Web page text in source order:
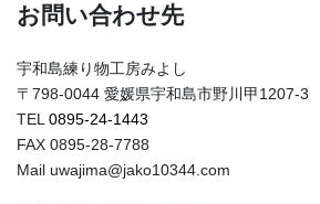
お問い合わせ先
宇和島練り物工房みよし
〒798-0044 愛媛県宇和島市野川甲1207-3
TEL0895-24-1443
FAX 0895-28-7788
Mail uwajima@jako10344.com